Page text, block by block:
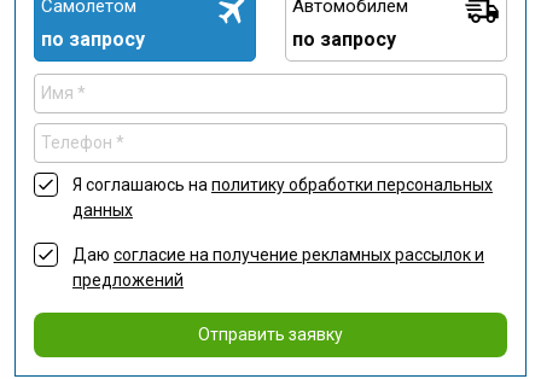
Самолетом
по запросу
Автомобилем
по запросу
Я соглашаюсь на политику обработки персональных
данных
Даю согласие на получение рекламных рассылок и
предложений
Отправить заявку